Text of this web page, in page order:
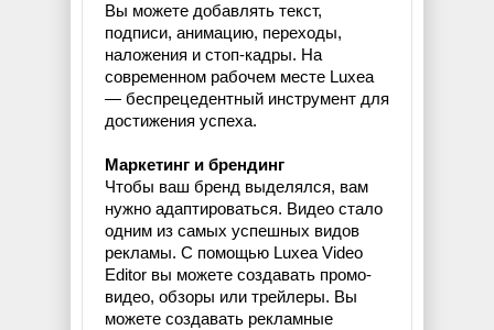
Вы можете добавлять текст,
подписи, анимацию, переходы,
наложения и стоп-кадры. На
современном рабочем месте Luxea
— беспрецедентный инструмент для
достижения успеха.
Маркетинг и брендинг
Чтобы ваш бренд выделялся, вам
нужно адаптироваться. Видео стало
одним из самых успешных видов
рекламы. С помощью Luxea Video
Editor вы можете создавать промо-
видео, обзоры или трейлеры. Вы
можете создавать рекламные